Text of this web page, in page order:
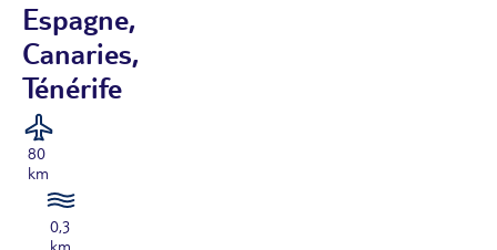
Espagne,
Canaries,
Ténérife
80
km
0,3